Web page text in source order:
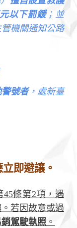
以下罰鍰；並
機關通知公路
號者，處新臺
即避讓。
條第2項，遇
若因故意或過
駕駛執照 。